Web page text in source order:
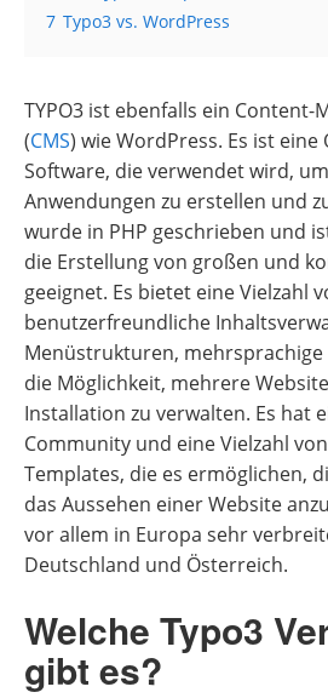
7 Typo3 vs. WordPress
TYPO3 ist ebenfalls ein Content-
(CMS) wie WordPress. Es ist eine
Software, die verwendet wird,
Anwendungen zu erstellen und
wurde in PHP geschrieben und
die Erstellung von großen und
geeignet. Es bietet eine Vielzahl
benutzerfreundliche
Menüstrukturen,
die Möglichkeit, mehrere
Installation zu verwalten. Es hat
Community und eine Vielzahl
Templates, die es ermöglichen,
das Aussehen einer Website
vor allem in Europa sehr
Deutschland und Österreich.
Welche Typo3
gibt es?